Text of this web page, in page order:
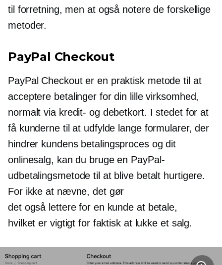
til forretning, men at også notere de forskellige
metoder.
PayPal Checkout
PayPal Checkout er en praktisk metode til at
acceptere betalinger for din lille virksomhed,
normalt via kredit- og debetkort. I stedet for at
få kunderne til at udfylde lange formularer, der
hindrer kundens betalingsproces og dit
onlinesalg, kan du bruge en PayPal-
udbetalingsmetode til at blive betalt hurtigere.
For ikke at nævne, det gør
det også lettere for en kunde at betale,
hvilket er vigtigt for faktisk at lukke et salg.